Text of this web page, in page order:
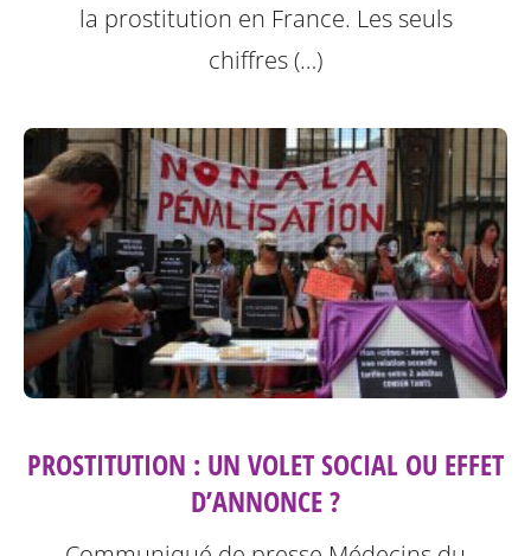
la prostitution en France. Les seuls
chiffres (…)
PROSTITUTION : UN VOLET SOCIAL OU EFFET
D’ANNONCE ?